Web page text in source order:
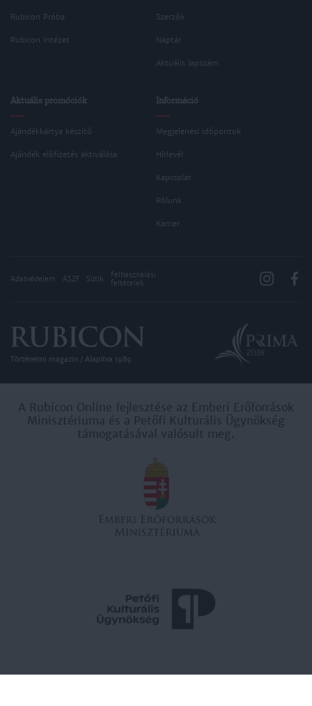
Rubicon Próba
Rubicon Intézet
Szerzők
Naptár
Aktuális lapszám
Aktuális promóciók
Ajándékkártya készítő
Ajándék előfizetés aktiválása
Információ
Megjelenési időpontok
Hírlevél
Kapcsolat
Rólunk
Karrier
Adatvédelem ÁSZF Sütik
Felhasználási
feltételek
Történelmi magazin / Alapítva 1989
A Rubicon Online fejlesztése az Emberi Erőforrások
Minisztériuma és a Petőfi Kulturális Ügynökség
támogatásával valósult meg.